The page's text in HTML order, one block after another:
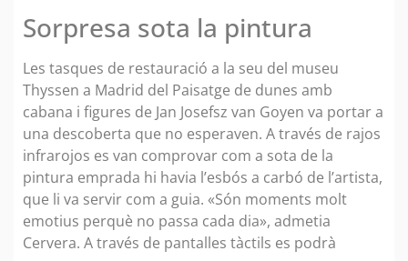
Sorpresa sota la pintura
Les tasques de restauració a la seu del museu
Thyssen a Madrid del Paisatge de dunes amb
cabana i figures de Jan Josefsz van Goyen va portar a
una descoberta que no esperaven. A través de rajos
infrarojos es van comprovar com a sota de la
pintura emprada hi havia l’esbós a carbó de l’artista,
que li va servir com a guia. «Són moments molt
emotius perquè no passa cada dia», admetia
Cervera. A través de pantalles tàctils es podrà